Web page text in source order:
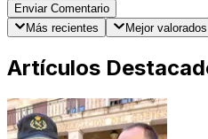
Enviar Comentario
Más recientes
Mejor valorados
Artículos